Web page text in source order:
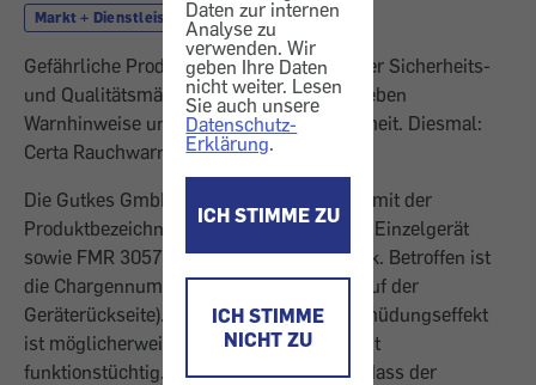
Daten zur internen
Analyse zu
verwenden. Wir
geben Ihre Daten
nicht weiter. Lesen
Sie auch unsere
Datenschutz-
Erklärung.
ICH STIMME ZU
ICH STIMME
NICHT ZU
Markt + Dienstleistung Rückruf
Gefährliche Produkte: Wir informieren über Sicherheits-
und Qualitätsmängel, Rückrufaktionen, geben
Warnhinweise und Tipps für mehr Sicherheit. Diesmal:
Certa Rauchwarnmelder.
Die Gutkes GmbH ruft Rauchwarnmelder mit der
Produktbezeichnung (GEV) FMR 4030 als Einzelgerät
sowie FMR 3057 als Viererpackung zurück. Betroffen ist
die Chargennummer 1304A (ersichtlich auf der
Geräterückseite). Durch einen Materialermüdungseffekt
ist möglicherweise der Blockierhebel nicht
funktionstüchtig. Dieser soll verhindern, dass der